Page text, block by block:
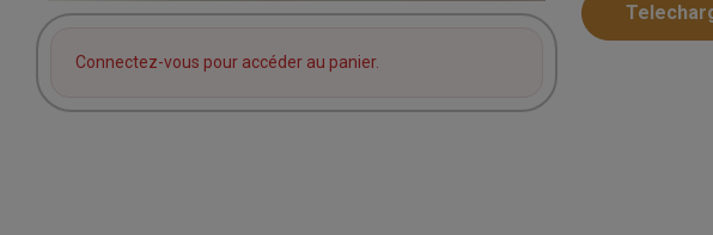
Connectez-vous pour accéder au panier.